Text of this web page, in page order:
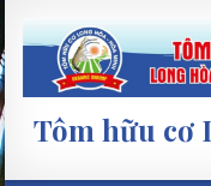
Tôm hữu cơ